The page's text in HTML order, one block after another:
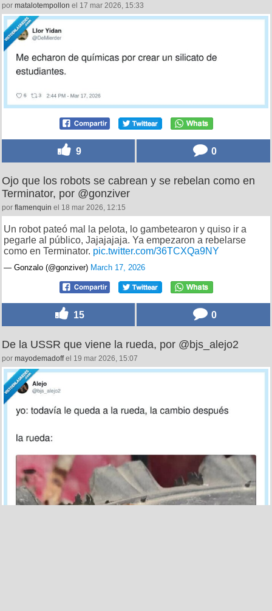
por matalotempollon el 17 mar 2026, 15:33
9 0
Ojo que los robots se cabrean y se rebelan como en
Terminator, por @gonziver
por flamenquin el 18 mar 2026, 12:15
Un robot pateó mal la pelota, lo gambetearon y quiso ir a
pegarle al público, Jajajajaja. Ya empezaron a rebelarse
como en Terminator. pic.twitter.com/36TCXQa9NY
— Gonzalo (@gonziver) March 17, 2026
15 0
De la USSR que viene la rueda, por @bjs_alejo2
por mayodemadoffel 19 mar 2026, 15:07